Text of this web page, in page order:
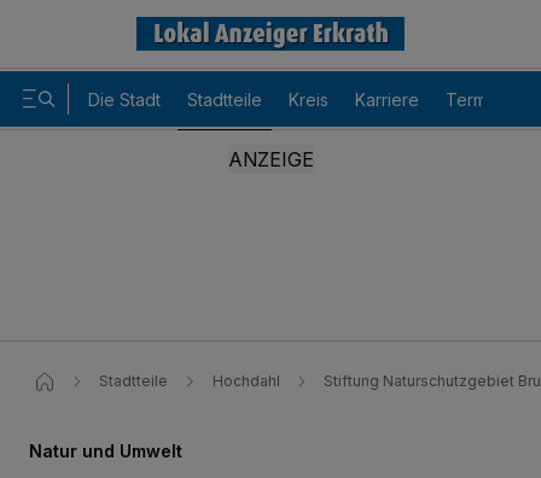
Die Stadt Stadtteile Kreis Karriere Termine
Stadtteile Hochdahl Stiftung Naturschutzgebiet
Natur und Umwelt